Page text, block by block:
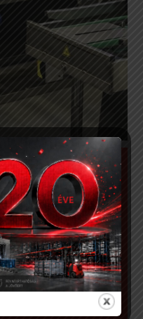
ipari
logisztikai
robotizált